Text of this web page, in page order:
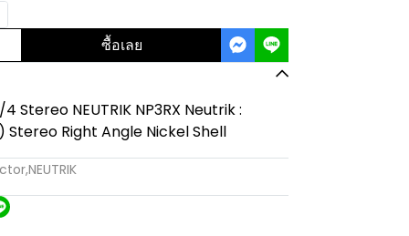
ซื้อเลย
Stereo NEUTRIK NP3RX Neutrik :
Stereo Right Angle Nickel Shell
,NEUTRIK